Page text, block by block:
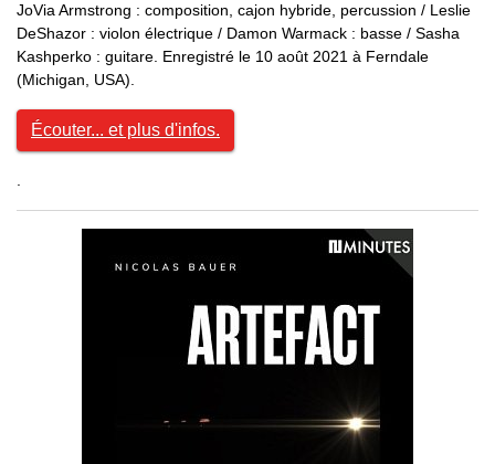
JoVia Armstrong : composition, cajon hybride, percussion / Leslie
DeShazor : violon électrique / Damon Warmack : basse / Sasha
Kashperko : guitare. Enregistré le 10 août 2021 à Ferndale
(Michigan, USA).
Écouter... et plus d'infos.
.